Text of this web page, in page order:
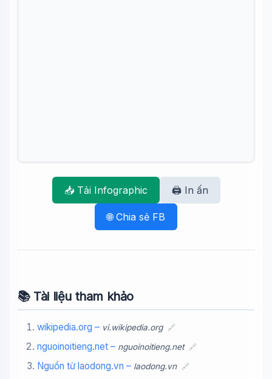
📥 Tải Infographic 🖨️ In ấn
🌐 Chia sẻ FB
📚 Tài liệu tham khảo
wikipedia.org – vi.wikipedia.org 🔗
nguoinoitieng.net – nguoinoitieng.net 🔗
Nguồn từ laodong.vn – laodong.vn 🔗